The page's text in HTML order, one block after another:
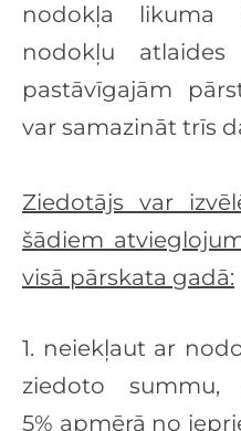
nodokļa likuma
nodokļu
pastāvīgajām
var samazināt trīs
Ziedotājs var
šādiem
visā pārskata gadā:
1. neiekļaut ar
ziedoto
5% apmērā no